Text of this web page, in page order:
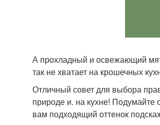
А прохладный и освежающий
так не хватает на крошечных
Отличный совет для выбора
природе и. на кухне!
вам подходящий оттенок